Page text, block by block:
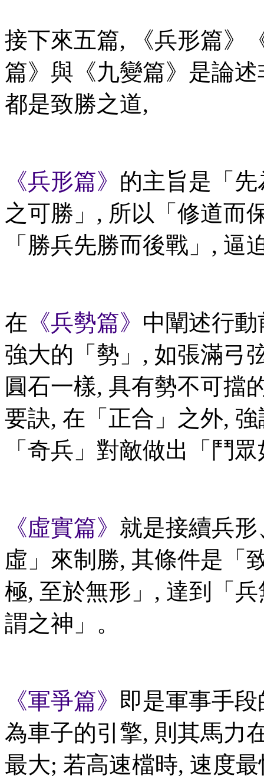
接下來五篇, 《兵形篇》
篇》與《九變篇》是論
都是致勝之道,
《兵形篇》 的主旨是「
之可勝」, 所以「修道而
「勝兵先勝而後戰」,
在 《兵勢篇》 中闡述行
強大的「勢」, 如張滿弓
圓石一樣, 具有勢不可擋
要訣, 在「正合」之外,
「奇兵」對敵做出「鬥
《虛實篇》 就是接續兵
虛」來制勝, 其條件是「
極, 至於無形」, 達到「
謂之神」。
《軍爭篇》 即是軍事手
為車子的引擎, 則其馬力
最大; 若高速檔時, 速度